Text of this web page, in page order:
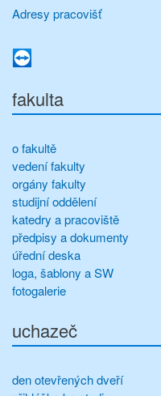
Adresy pracovišť
fakulta
o fakultě
vedení fakulty
orgány fakulty
studijní oddělení
katedry a pracoviště
předpisy a dokumenty
úřední deska
loga, šablony a SW
fotogalerie
uchazeč
den otevřených dveří